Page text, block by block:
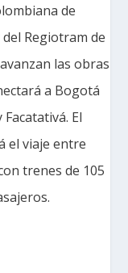
de
Regiotram de
las obras
a Bogotá
El
el viaje entre
trenes de 105